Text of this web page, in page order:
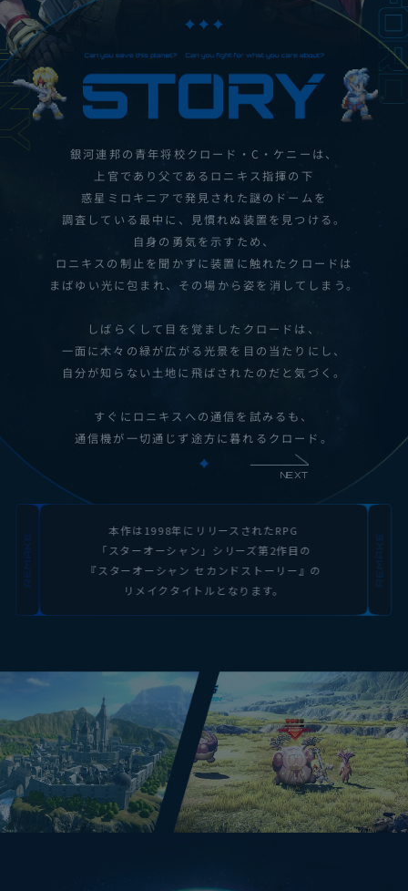
銀河連邦の青年将校クロード・C・ケニーは、
上官であり父であるロニキス指揮の下
惑星ミロキニアで発見された謎のドームを
調査している最中に、見慣れぬ装置を見つける。
自身の勇気を示すため、
ロニキスの制止を聞かずに装置に触れたクロードは
まばゆい光に包まれ、その場から姿を消してしまう。
しばらくして目を覚ましたクロードは、
一面に木々の緑が広がる光景を 目の当たりにし、
自分が知らない土地に飛ばされたのだと気づく。
すぐにロニキスへの通信を試みるも、
通信機が一切通じず途方に暮れるクロード。
NEXT
本作は1998年にリリースされたRPG
「スターオーシャン」シリーズ第2作目の
『スターオーシャン セカンドストーリー』の
リメイクタイトルとなります。